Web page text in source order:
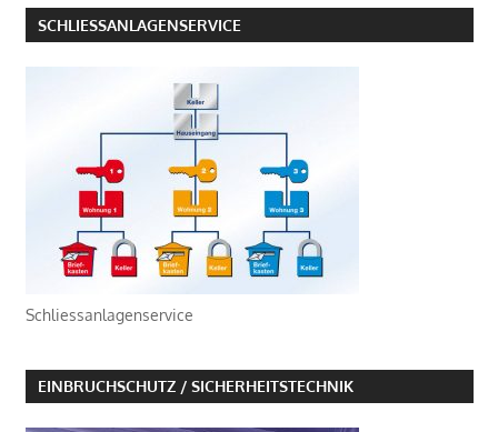
SCHLIESSANLAGENSERVICE
Schliessanlagenservice
EINBRUCHSCHUTZ / SICHERHEITSTECHNIK